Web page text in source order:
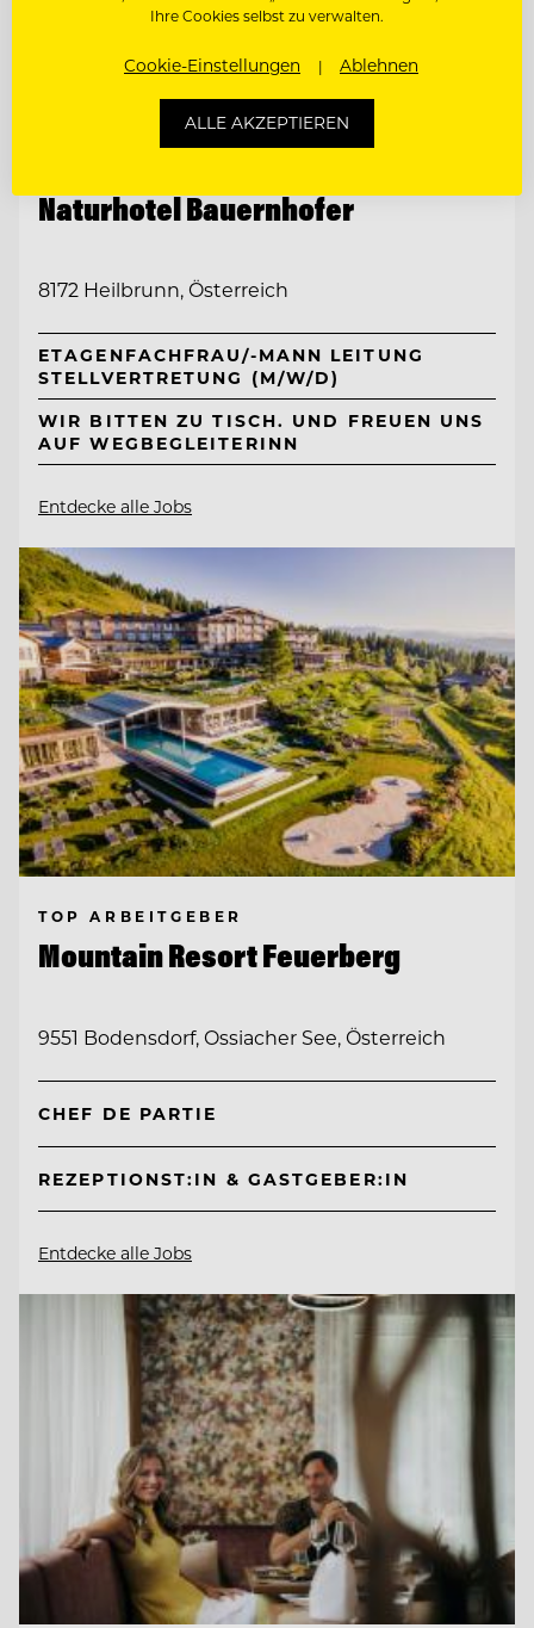
Naturhotel Bauernhofer
8172 Heilbrunn, Österreich
ETAGENFACHFRAU/-MANN LEITUNG
STELLVERTRETUNG (M/W/D)
WIR BITTEN ZU TISCH. UND FREUEN UNS
AUF WEGBEGLEITERINN
Entdecke alle Jobs
TOP ARBEITGEBER
Mountain Resort Feuerberg
9551 Bodensdorf, Ossiacher See, Österreich
CHEF DE PARTIE
REZEPTIONST:IN & GASTGEBER:IN
Entdecke alle Jobs
Ihre Cookies selbst zu verwalten.
Cookie-Einstellungen Ablehnen
ALLE AKZEPTIEREN